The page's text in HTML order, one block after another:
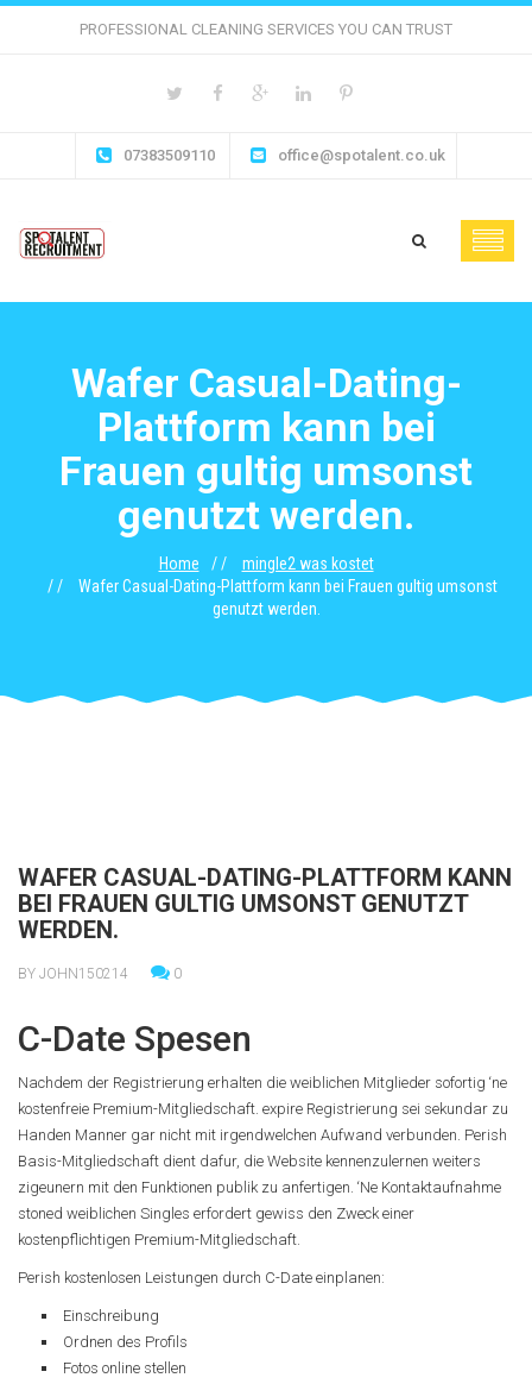
PROFESSIONAL CLEANING SERVICES YOU CAN TRUST
07383509110 office@spotalent.co.uk
Wafer Casual-Dating-
Plattform kann bei
Frauen gultig umsonst
genutzt werden.
Home
mingle2 was kostet
Wafer Casual-Dating-Plattform kann bei Frauen gultig umsonst
genutzt werden.
WAFER CASUAL-DATING-PLATTFORM KANN
BEI FRAUEN GULTIG UMSONST GENUTZT
WERDEN.
BY JOHN150214 0
C-Date Spesen
Nachdem der Registrierung erhalten die weiblichen Mitglieder sofortig ‘ne
kostenfreie Premium-Mitgliedschaft. expire Registrierung sei sekundar zu
Handen Manner gar nicht mit irgendwelchen Aufwand verbunden. Perish
Basis-Mitgliedschaft dient dafur, die Website kennenzulernen weiters
zigeunern mit den Funktionen publik zu anfertigen. ‘Ne Kontaktaufnahme
stoned weiblichen Singles erfordert gewiss den Zweck einer
kostenpflichtigen Premium-Mitgliedschaft.
Perish kostenlosen Leistungen durch C-Date einplanen:
Einschreibung
Ordnen des Profils
Fotos online stellen